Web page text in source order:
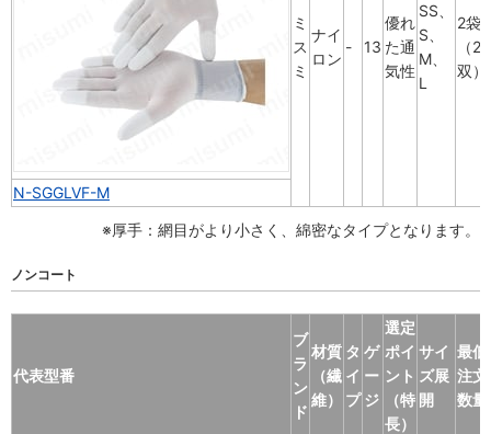
ミ
ス
ミ
ナイ
ロン
- 13
優れ
た通
気性
SS、
S、
M、
L
2袋
（20
双）
N-SGGLVF-M
※厚手：網目がより小さく、綿密なタイプとなります。
ノンコート
代表型番
ブ
ラ
ン
ド
材質
（繊
維）
タ
イ
プ
ゲ
ー
ジ
選定
ポイ
ント
（特
長）
サイ
ズ展
開
最低
注文
数量